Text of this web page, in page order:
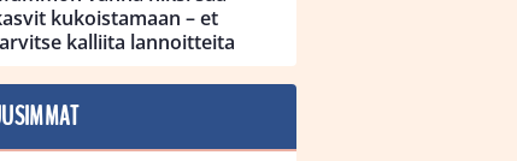
kukoistamaan – et
kalliita lannoitteita